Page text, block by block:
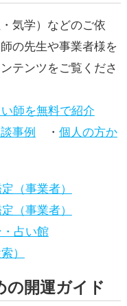
気学）などのご依
の先生や事業者様を
テンツをご覧くださ
師を無料で紹介
事例 ・ 個人の方か
（事業者）
（事業者）
占い館
）
開運ガイド